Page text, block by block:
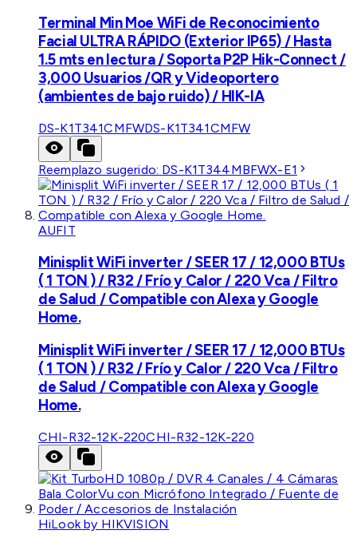
Terminal Min Moe WiFi de Reconocimiento
Facial ULTRA RÁPIDO (Exterior IP65) / Hasta
1.5 mts en lectura / Soporta P2P Hik-Connect /
3,000 Usuarios /QR y Videoportero
(ambientes de bajo ruido) / HIK-IA
DS-K1T341CMFWDS-K1T341CMFW
Reemplazo sugerido: DS-K1T344MBFWX-E1
AUFIT
Minisplit WiFi inverter / SEER 17 / 12,000 BTUs
( 1 TON ) / R32 / Frío y Calor / 220 Vca / Filtro
de Salud / Compatible con Alexa y Google
Home.
Minisplit WiFi inverter / SEER 17 / 12,000 BTUs
( 1 TON ) / R32 / Frío y Calor / 220 Vca / Filtro
de Salud / Compatible con Alexa y Google
Home.
CHI-R32-12K-220CHI-R32-12K-220
HiLook by HIKVISION